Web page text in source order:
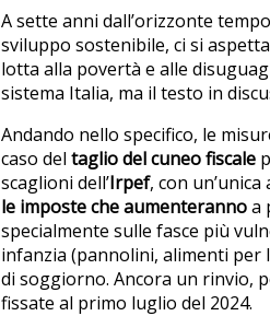
A sette anni dall’orizzonte
sviluppo sostenibile, ci si
lotta alla povertà e alle
sistema Italia, ma il testo in
Andando nello specifico, le
caso del taglio del cuneo fiscale
scaglioni dell’Irpef, con
le imposte che aumenterannoa
specialmente sulle fasce più
infanzia (pannolini, alimenti per
di soggiorno. Ancora un rinvio,
fissate al primo luglio del 2024.